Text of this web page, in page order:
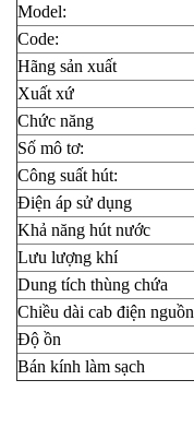
Model:
Code:
Hãng sản xuất
Xuất xứ
Chức năng
Số mô tơ:
Công suất hút:
Điện áp sử dụng
Khả năng hút nước
Lưu lượng khí
Dung tích thùng chứa
Chiều dài cab điện nguồn
Độ ồn
Bán kính làm sạch